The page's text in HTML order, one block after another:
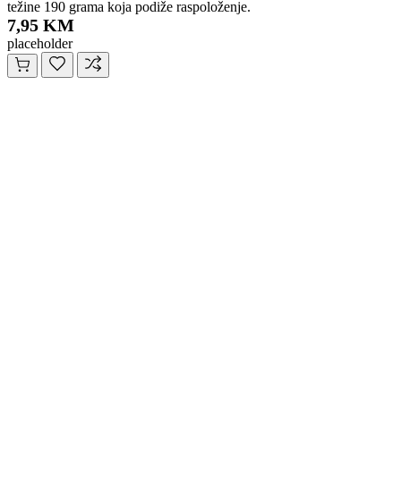
težine 190 grama koja podiže raspoloženje.
7,95 KM
placeholder